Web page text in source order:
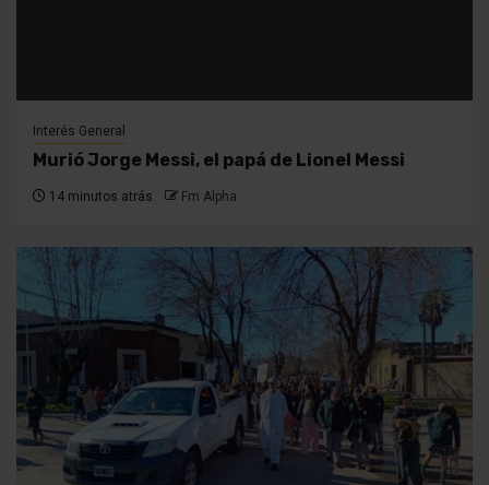
Interés General
Murió Jorge Messi, el papá de Lionel Messi
14 minutos atrás Fm Alpha